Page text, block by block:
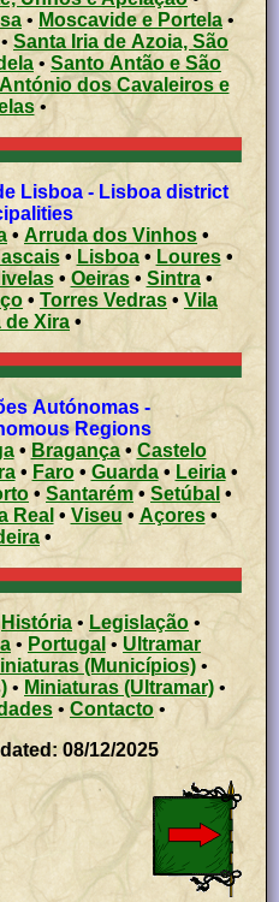
• Moscavide e Portela •
• Santa Iria de Azoia, São
•Santo Antão e São
dos Cavaleiros e
•
• Arruda dos Vinhos •
• Lisboa• Loures•
• Oeiras• Sintra•
• Torres Vedras • Vila
de Xira •
-
Regions
• Bragança•Castelo
• Faro• Guarda• Leiria•
• Santarém• Setúbal •
Real • Viseu • Açores •
•
História • Legislação •
• Portugal • Ultramar
(Municípios)•
• Miniaturas (Ultramar) •
• Contacto •
08/12/2025